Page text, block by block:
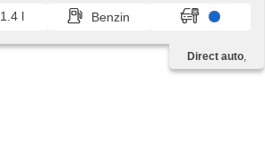
Rücksitzbank, bezklíčové odemykání,
isofix, Lenkrad einstellbar,
starten per Taste, malý kožený paket,
ovládání palubního počítače,
1.4 l Benzin
Direct auto,